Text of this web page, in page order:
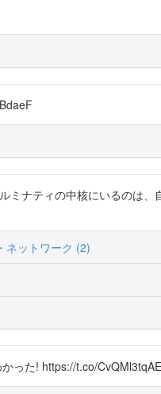
ナティの中核にいるのは
ネットワーク (2)
った! https://t.co/